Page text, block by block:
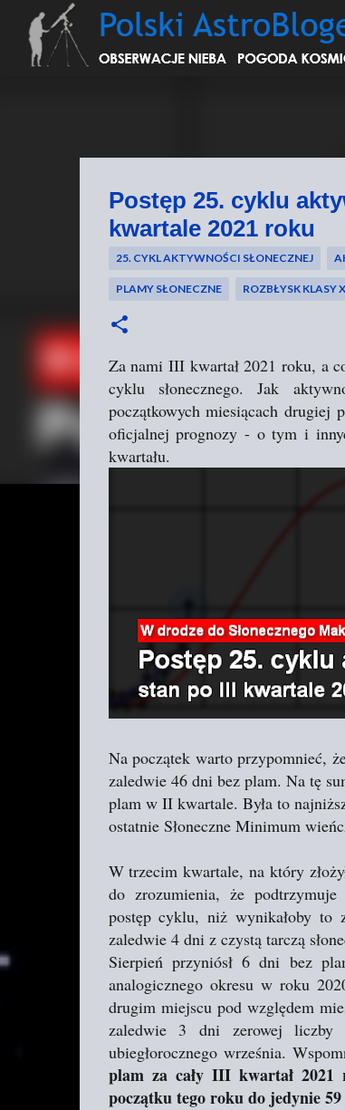
Postęp 25. cyklu
kwartale 2021 roku
25. CYKL AKTYWNOŚCI SŁONECZNEJ
PLAMY SŁONECZNE ROZBŁYSK KLASY X
Za nami III kwartał 2021 roku, a
cyklu słonecznego. Jak
początkowych miesiącach drugiej
oficjalnej prognozy - o tym i
kwartału.
Na początek warto przypomnieć,
zaledwie 46 dni bez plam. Na tę
plam w II kwartale. Była to
ostatnie Słoneczne Minimum
W trzecim kwartale, na który
do zrozumienia, że podtrzymuje
postęp cyklu, niż wynikałoby
zaledwie 4 dni z czystą tarczą
Sierpień przyniósł 6 dni bez
analogicznego okresu w roku
drugim miejscu pod względem
zaledwie 3 dni zerowej
ubiegłorocznego września.
plam za cały III kwartał 2021
początku tego roku do jedynie